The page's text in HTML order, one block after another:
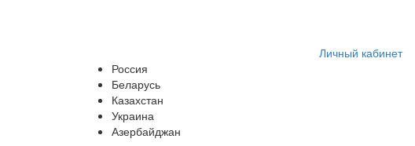
Личный кабинет
Россия
Беларусь
Казахстан
Украина
Азербайджан